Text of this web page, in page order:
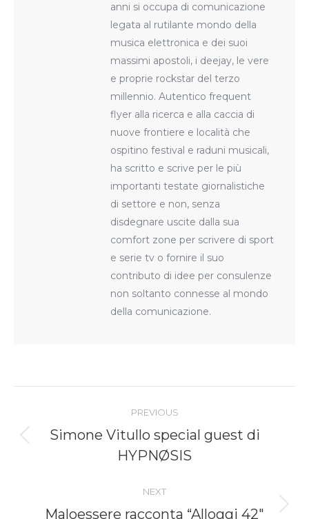
anni si occupa di comunicazione
legata al rutilante mondo della
musica elettronica e dei suoi
massimi apostoli, i deejay, le vere
e proprie rockstar del terzo
millennio. Autentico frequent
flyer alla ricerca e alla caccia di
nuove frontiere e località che
ospitino festival e raduni musicali,
ha scritto e scrive per le più
importanti testate giornalistiche
di settore e non, senza
disdegnare uscite dalla sua
comfort zone per scrivere di sport
e serie tv o fornire il suo
contributo di idee per consulenze
non soltanto connesse al mondo
della comunicazione.
PREVIOUS
Previous
post:
Simone Vitullo special guest di
HYPNØSIS
NEXT
Next
Maloessere racconta “Alloggi 42″